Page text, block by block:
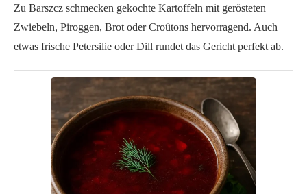
Zu Barszcz schmecken gekochte Kartoffeln mit gerösteten
Zwiebeln, Piroggen, Brot oder Croûtons hervorragend. Auch
etwas frische Petersilie oder Dill rundet das Gericht perfekt ab.